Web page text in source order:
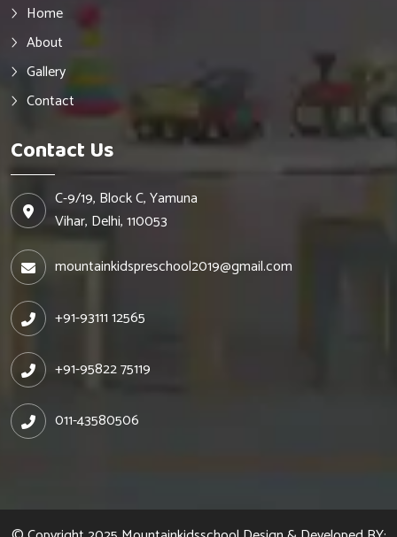
Home
About
Gallery
Contact
Contact Us
C-9/19, Block C, Yamuna
Vihar, Delhi, 110053
mountainkidspreschool2019@gmail.com
+91-93111 12565
+91-95822 75119
011-43580506